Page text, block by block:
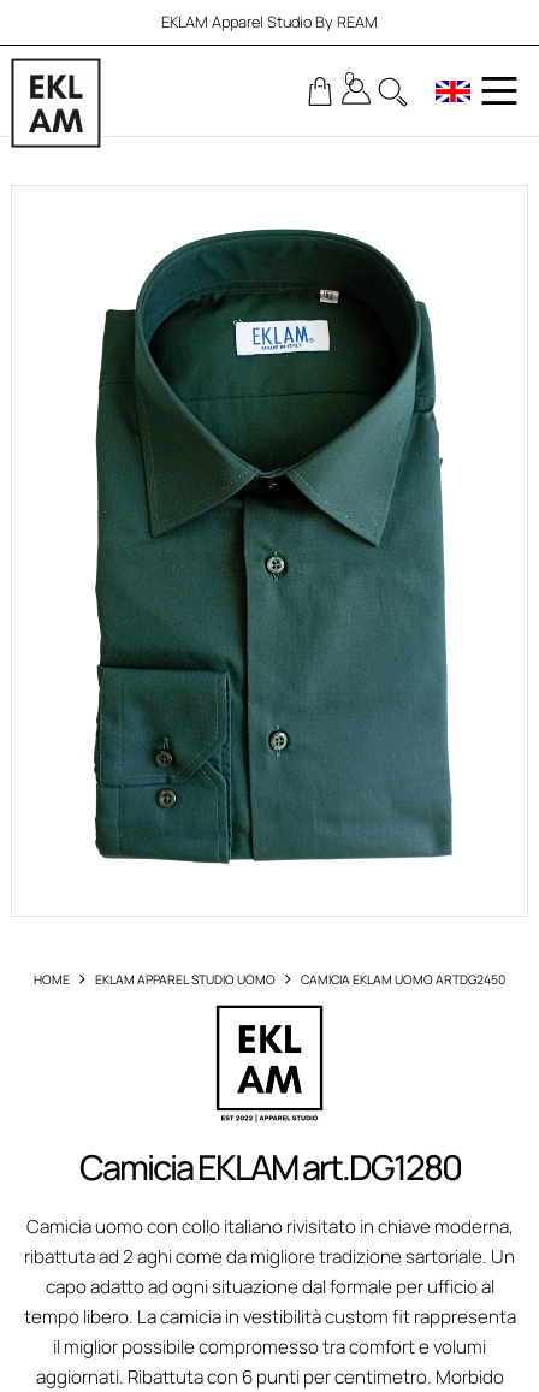
EKLAM Apparel Studio By REAM
0
HOME EKLAM APPAREL STUDIO UOMO CAMICIA EKLAM UOMO ARTDG2450
Camicia EKLAM art.DG1280
Camicia uomo con collo italiano rivisitato in chiave moderna,
ribattuta ad 2 aghi come da migliore tradizione sartoriale. Un
capo adatto ad ogni situazione dal formale per ufficio al
tempo libero. La camicia in vestibilità custom fit rappresenta
il miglior possibile compromesso tra comfort e volumi
aggiornati. Ribattuta con 6 punti per centimetro. Morbido